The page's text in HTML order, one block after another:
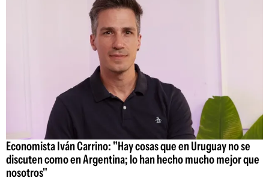
Economista Iván Carrino: "Hay cosas que en Uruguay no se
discuten como en Argentina; lo han hecho mucho mejor que
nosotros"